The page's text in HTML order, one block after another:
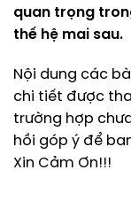
quan trọng
thế hệ mai sau.
Nội dung các
chi tiết được
trường hợp
hồi góp ý để
Xin Cảm Ơn!!!